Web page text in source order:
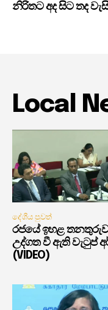
නිරිතට අද සිට තද වැසි
Local
දේශීය පුවත්
රජයේ ඉහළ
උද්ගත වී ඇති වැටුප්
(VIDEO)